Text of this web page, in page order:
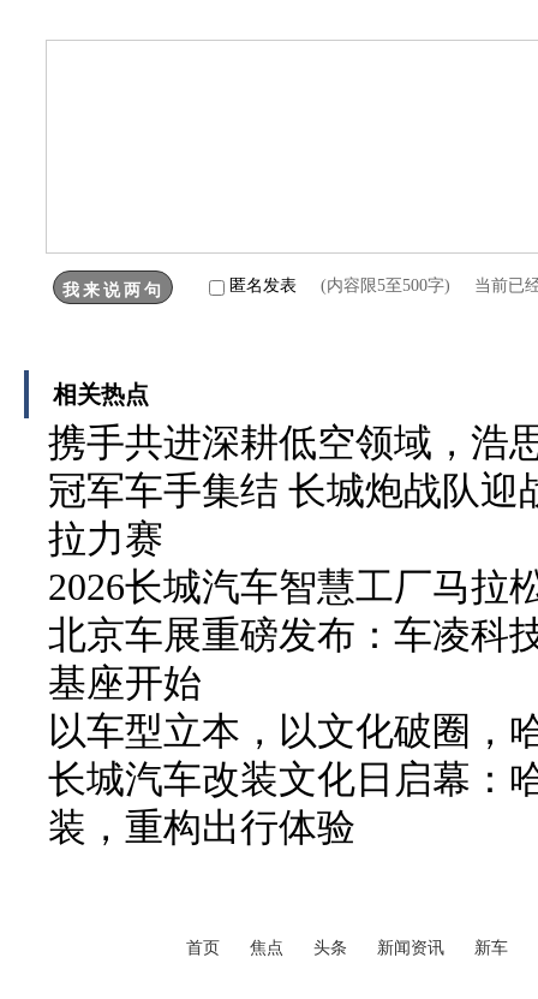
匿名发表 (内容限5至500字) 当前已
相关热点
携手共进深耕低空领域，浩
冠军车手集结 长城炮战队迎
拉力赛
2026长城汽车智慧工厂马拉
北京车展重磅发布：车凌科
基座开始
以车型立本，以文化破圈，
长城汽车改装文化日启幕：
装，重构出行体验
首页 焦点 头条 新闻资讯 新车